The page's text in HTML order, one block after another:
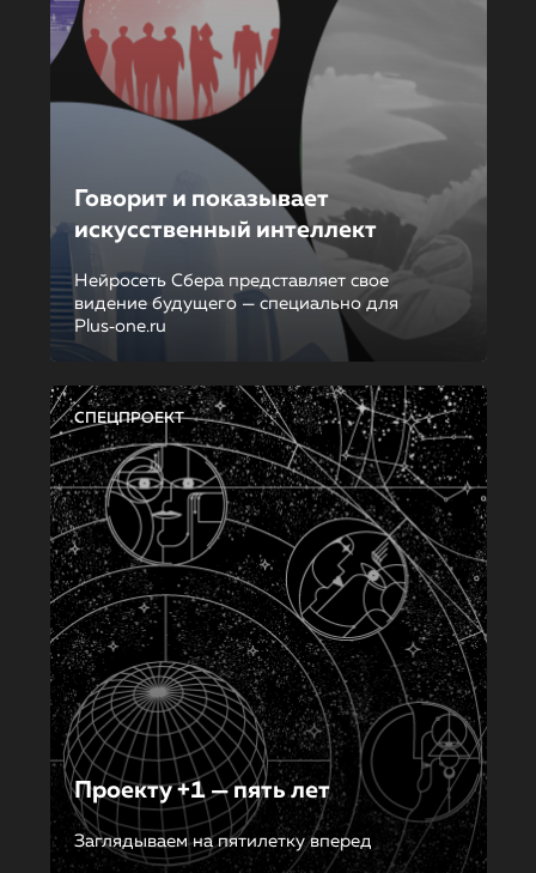
Говорит и показывает
искусственный интеллект
Нейросеть Сбера представляет свое
видение будущего — специально для
Plus‑one.ru
СПЕЦПРОЕКТ
Проекту +1 — пять лет
Заглядываем на пятилетку вперед